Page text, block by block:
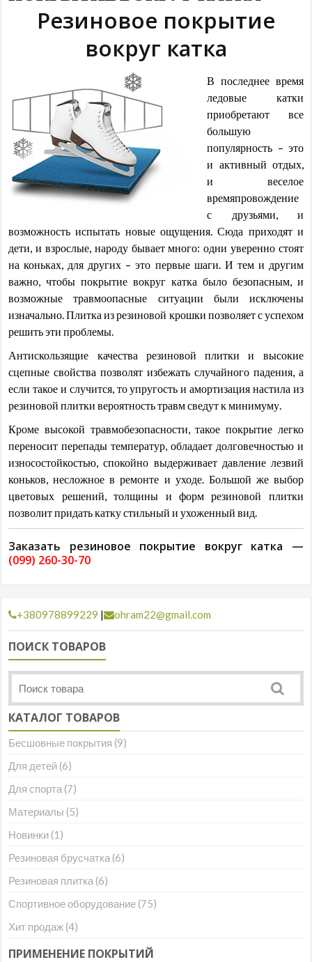
Резиновое покрытие
вокруг катка
В последнее время
ледовые катки
приобретают все
большую
популярность – это
и активный отдых,
и веселое
времяпровождение
с друзьями, и
возможность испытать новые ощущения. Сюда приходят и
дети, и взрослые, народу бывает много: одни уверенно стоят
на коньках, для других – это первые шаги. И тем и другим
важно, чтобы покрытие вокруг катка было безопасным, и
возможные травмоопасные ситуации были исключены
изначально. Плитка из резиновой крошки позволяет с успехом
решить эти проблемы.
Антискользящие качества резиновой плитки и высокие
сцепные свойства позволят избежать случайного падения, а
если такое и случится, то упругость и амортизация настила из
резиновой плитки вероятность травм сведут к минимуму.
Кроме высокой травмобезопасности, такое покрытие легко
переносит перепады температур, обладает долговечностью и
износостойкостью, спокойно выдерживает давление лезвий
коньков, несложное в ремонте и уходе. Большой же выбор
цветовых решений, толщины и форм резиновой плитки
позволит придать катку стильный и ухоженный вид.
Заказать резиновое покрытие вокруг катка —
(099) 260-30-70
+380978899229 | ohram22@gmail.com
ПОИСК ТОВАРОВ
КАТАЛОГ ТОВАРОВ
Бесшовные покрытия (9)
Для детей (6)
Для спорта (7)
Материалы (5)
Новинки (1)
Резиновая брусчатка (6)
Резиновая плитка (6)
Спортивное оборудование (75)
Хит продаж (4)
ПРИМЕНЕНИЕ ПОКРЫТИЙ